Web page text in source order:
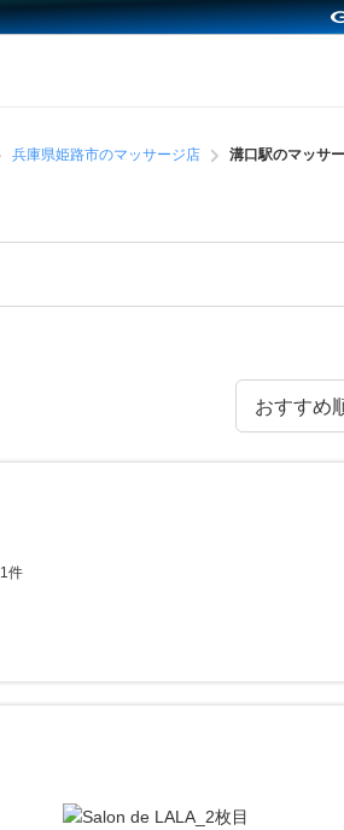
兵庫県姫路市のマッサージ店 溝口駅のマッサ
1件